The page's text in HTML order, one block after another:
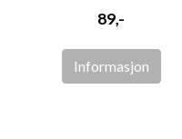
89,-
Informasjon